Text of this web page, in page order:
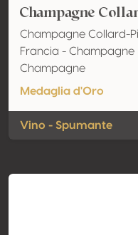
Champagne
Champagne Collard-
Francia - Champagne
Champagne
Medaglia d'Oro
Vino - Spumante